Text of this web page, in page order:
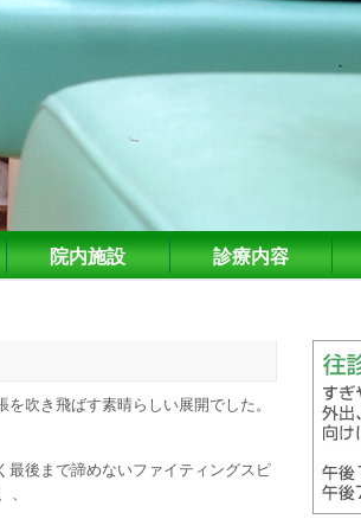
院内施設 診療内容
吹き飛ばす素晴らしい展開でした。
最後まで諦めないファイティングスピ
、